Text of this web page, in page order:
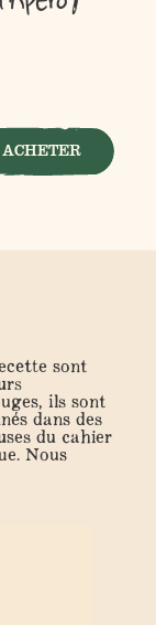
ACHETER
sont
ils sont
dans des
du cahier
Nous